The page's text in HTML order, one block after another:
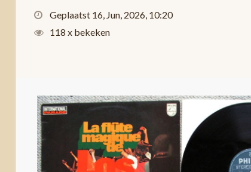
Geplaatst 16, Jun, 2026, 10:20
118 x bekeken